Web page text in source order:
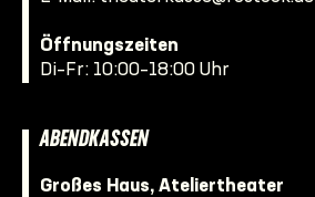
Öffnungszeiten
Di–Fr: 10:00–18:00 Uhr
ABENDKASSEN
Großes Haus, Ateliertheater